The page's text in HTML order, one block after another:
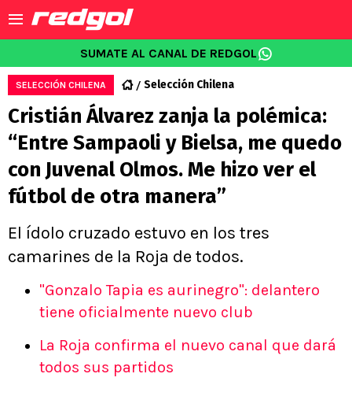
SUMATE AL CANAL DE REDGOL
SELECCIÓN CHILENA Selección Chilena
Cristián Álvarez zanja la polémica:
“Entre Sampaoli y Bielsa, me quedo
con Juvenal Olmos. Me hizo ver el
fútbol de otra manera”
El ídolo cruzado estuvo en los tres
camarines de la Roja de todos.
"Gonzalo Tapia es aurinegro": delantero
tiene oficialmente nuevo club
La Roja confirma el nuevo canal que dará
todos sus partidos